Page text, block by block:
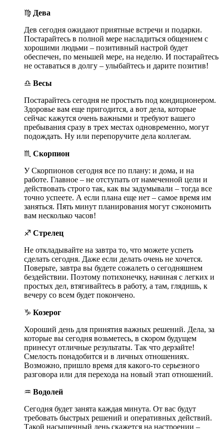
♍ Дева
Дев сегодня ожидают приятные встречи и подарки.
Постарайтесь в полной мере насладиться общением с
хорошими людьми – позитивный настрой будет
обеспечен, по меньшей мере, на неделю. И постарайтесь
не оставаться в долгу – улыбайтесь и дарите позитив!
♎ Весы
Постарайтесь сегодня не простыть под кондиционером.
Здоровье вам еще пригодится, а вот дела, которые
сейчас кажутся очень важными и требуют вашего
пребывания сразу в трех местах одновременно, могут
подождать. Ну или перепоручите дела коллегам.
♏ Скорпион
У Скорпионов сегодня все по плану: и дома, и на
работе. Главное – не отступать от намеченной цели и
действовать строго так, как вы задумывали – тогда все
точно успеете. А если плана еще нет – самое время им
заняться. Пять минут планирования могут сэкономить
вам несколько часов!
♐ Стрелец
Не откладывайте на завтра то, что можете успеть
сделать сегодня. Даже если делать очень не хочется.
Поверьте, завтра вы будете сожалеть о сегодняшнем
бездействии. Поэтому потихонечку, начиная с легких и
простых дел, втягивайтесь в работу, а там, глядишь, к
вечеру со всем будет покончено.
♑ Козерог
Хороший день для принятия важных решений. Дела, за
которые вы сегодня возьметесь, в скором будущем
принесут отличные результаты. Так что дерзайте!
Смелость понадобится и в личных отношениях.
Возможно, пришло время для какого-то серьезного
разговора или для перехода на новый этап отношений.
♒ Водолей
Сегодня будет занята каждая минута. От вас будут
требовать быстрых решений и оперативных действий.
Такой насыщенный день скажется на настроении –